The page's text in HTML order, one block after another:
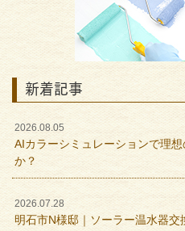
新着記事
2026.08.05
AIカラーシミュレーションで理
か？
2026.07.28
明石市N様邸｜ソーラー温水器交